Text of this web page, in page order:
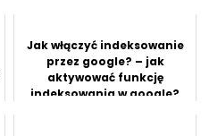
Jak włączyć indeksowanie
przez google? – jak
aktywować funkcję
indeksowania w google?